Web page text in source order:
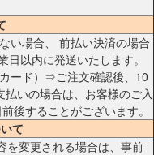
い場合、 前払い決済の場合
以内に発送いたします。
ード）⇒ご注文確認後、10
いの場合は、お客様のご入
後することがございます。
て
を変更される場合は、事前